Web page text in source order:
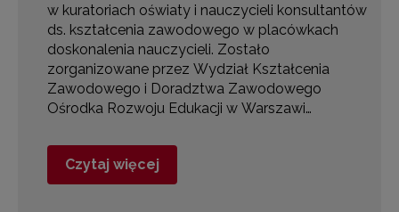
w kuratoriach oświaty i nauczycieli konsultantów
ds. kształcenia zawodowego w placówkach
doskonalenia nauczycieli. Zostało
zorganizowane przez Wydział Kształcenia
Zawodowego i Doradztwa Zawodowego
Ośrodka Rozwoju Edukacji w Warszawi…
Czytaj więcej